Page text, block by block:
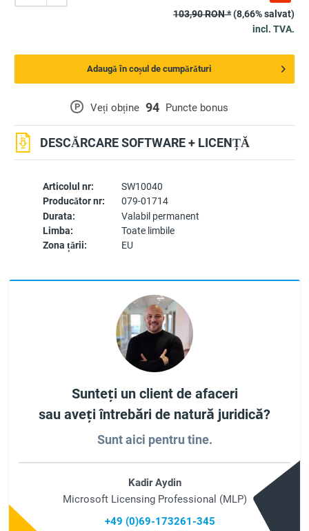
Articolul nr:
SW10040
Producător nr:
079-01714
Durata:
Valabil permanent
Limba:
Toate limbile
Zona țării:
EU
P Veți obține 94 Puncte bonus
DESCĂRCARE SOFTWARE + LICENȚĂ
103,90 RON *(8,66% salvat)
incl. TVA.
Adaugă în coșul de cumpărături
Sunteți un client de afaceri
sau aveți întrebări de natură juridică?
Sunt aici pentru tine.
Kadir Aydin
Microsoft Licensing Professional (MLP)
+49 (0)69-173261-345